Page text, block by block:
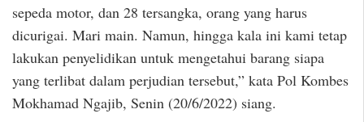
sepeda motor, dan 28 tersangka, orang yang harus
dicurigai. Mari main. Namun, hingga kala ini kami tetap
lakukan penyelidikan untuk mengetahui barang siapa
yang terlibat dalam perjudian tersebut,” kata Pol Kombes
Mokhamad Ngajib, Senin (20/6/2022) siang.